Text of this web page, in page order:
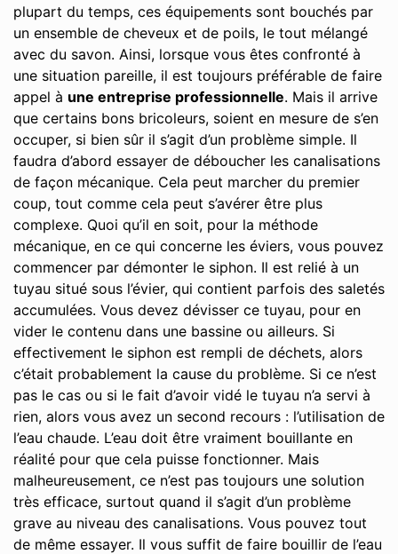
plupart du temps, ces équipements sont bouchés par
un ensemble de cheveux et de poils, le tout mélangé
avec du savon. Ainsi, lorsque vous êtes confronté à
une situation pareille, il est toujours préférable de faire
appel à une entreprise professionnelle. Mais il arrive
que certains bons bricoleurs, soient en mesure de s’en
occuper, si bien sûr il s’agit d’un problème simple. Il
faudra d’abord essayer de déboucher les canalisations
de façon mécanique. Cela peut marcher du premier
coup, tout comme cela peut s’avérer être plus
complexe. Quoi qu’il en soit, pour la méthode
mécanique, en ce qui concerne les éviers, vous pouvez
commencer par démonter le siphon. Il est relié à un
tuyau situé sous l’évier, qui contient parfois des saletés
accumulées. Vous devez dévisser ce tuyau, pour en
vider le contenu dans une bassine ou ailleurs. Si
effectivement le siphon est rempli de déchets, alors
c’était probablement la cause du problème. Si ce n’est
pas le cas ou si le fait d’avoir vidé le tuyau n’a servi à
rien, alors vous avez un second recours : l’utilisation de
l’eau chaude. L’eau doit être vraiment bouillante en
réalité pour que cela puisse fonctionner. Mais
malheureusement, ce n’est pas toujours une solution
très efficace, surtout quand il s’agit d’un problème
grave au niveau des canalisations. Vous pouvez tout
de même essayer. Il vous suffit de faire bouillir de l’eau